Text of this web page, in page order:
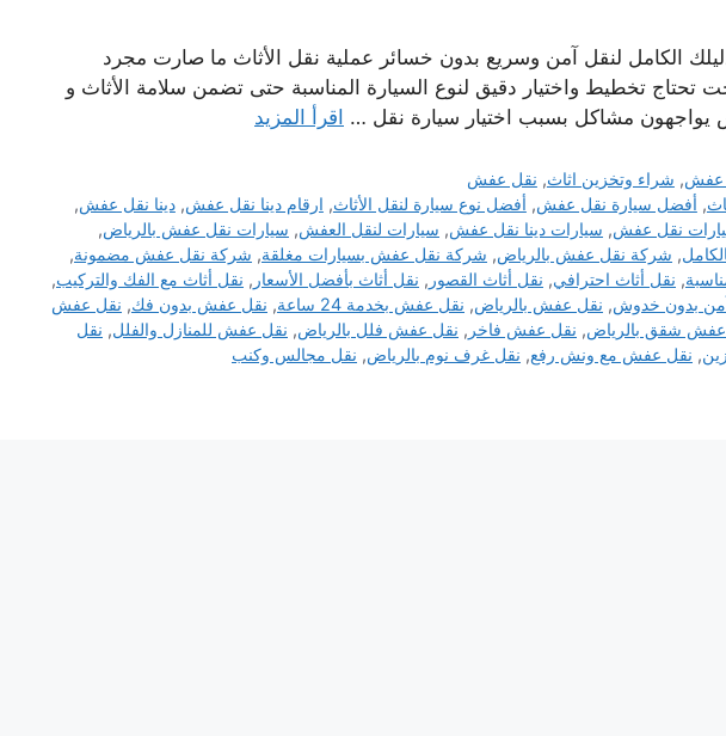
الكامل لنقل آمن وسريع بدون خسائر عملية نقل الأثاث ما صارت مجرد
تخطيط واختيار دقيق لنوع السيارة المناسبة حتى تضمن سلامة الأثاث و
يواجهون مشاكل بسبب اختيار سيارة نقل … اقرأ المزيد
عفش, شراء وتخزين اثاث, نقل عفش
, أفضل سيارة نقل عفش, أفضل نوع سيارة لنقل الأثاث, ارقام دينا نقل عفش,دينا نقل عفش,
نقل عفش, سيارات دينا نقل عفش, سيارات لنقل العفش, سيارات نقل عفش بالرياض,
, شركة نقل عفش بالرياض, شركة نقل عفش بسيارات مغلقة, شركة نقل عفش مضمونة,
, نقل أثاث احترافي, نقل أثاث القصور , نقل أثاث بأفضل الأسعار , نقل أثاث مع الفك والتركيب,
بدون خدوش, نقل عفش بالرياض, نقل عفش بخدمة 24 ساعة , نقل عفش بدون فك, نقل عفش
عفش شقق بالرياض, نقل عفش فاخر , نقل عفش فلل بالرياض, نقل عفش للمنازل والفلل, نقل
, نقل عفش مع ونش رفع, نقل غرف نوم بالرياض, نقل مجالس وكنب